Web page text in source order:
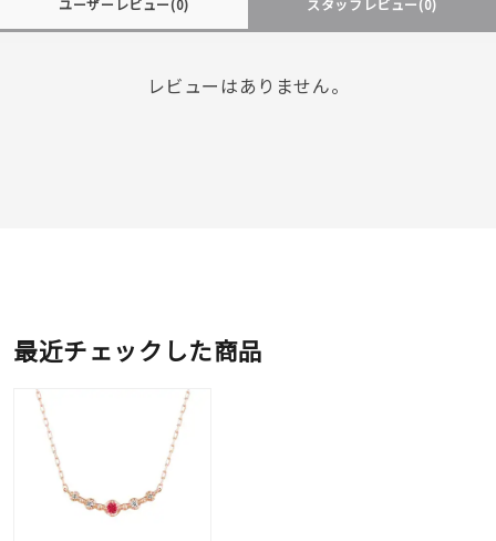
レビューはありません。
最近チェックした商品